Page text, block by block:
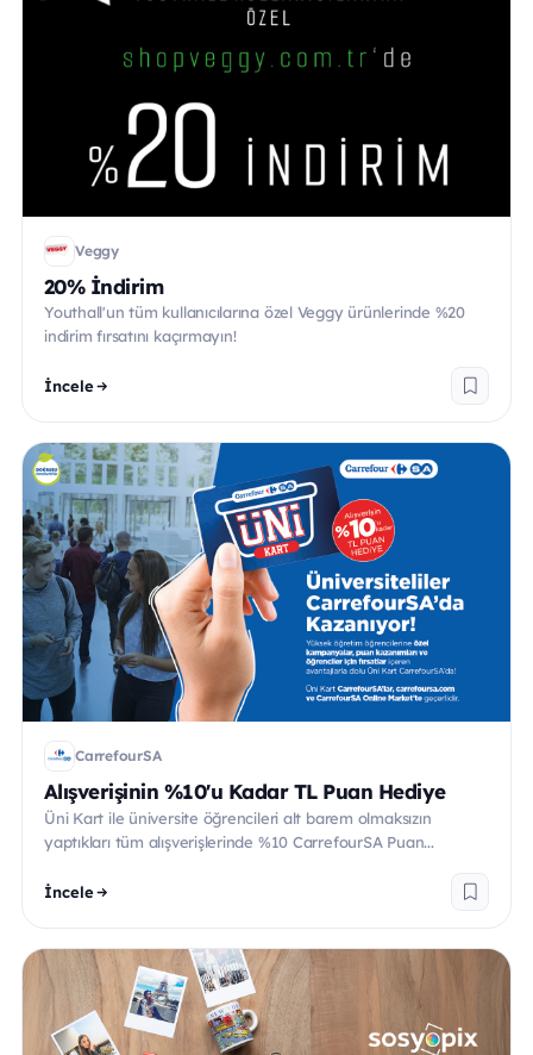
Veggy
20% İndirim
Youthall'un tüm kullanıcılarına özel Veggy ürünlerinde %20
indirim fırsatını kaçırmayın!
İncele
CarrefourSA
Alışverişinin %10'u Kadar TL Puan Hediye
Üni Kart ile üniversite öğrencileri alt barem olmaksızın
yaptıkları tüm alışverişlerinde %10 CarrefourSA Puan...
İncele